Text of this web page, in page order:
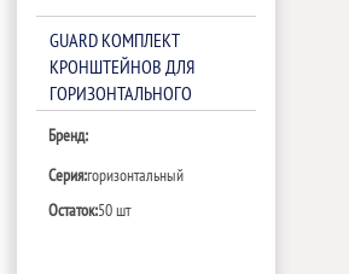
GUARD КОМПЛЕКТ
КРОНШТЕЙНОВ ДЛЯ
ГОРИЗОНТАЛЬНОГО
Бренд:
Серия:горизонтальный
Остаток:50 шт